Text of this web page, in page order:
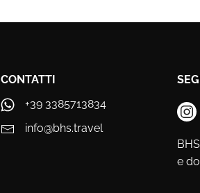
CONTATTI
+39 3385713834
info@bhs.travel
e